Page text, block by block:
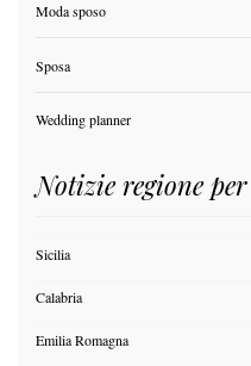
Moda sposo
Sposa
Wedding planner
Notizie regione
Sicilia
Calabria
Emilia Romagna